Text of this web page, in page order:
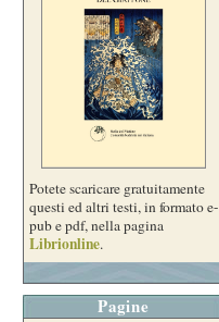
Potete scaricare gratuitamente
questi ed altri testi, in formato e-
pub e pdf, nella pagina
Librionline.
Pagine